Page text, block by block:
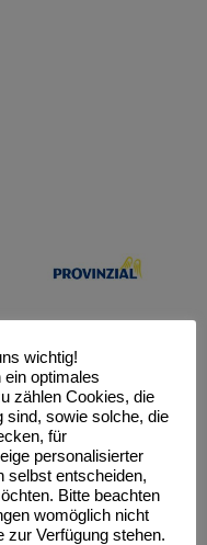
wichtig!
optimales
zählen Cookies, die
sind, sowie solche, die
für
personalisierter
selbst entscheiden,
Bitte beachten
womöglich nicht
zur Verfügung stehen.